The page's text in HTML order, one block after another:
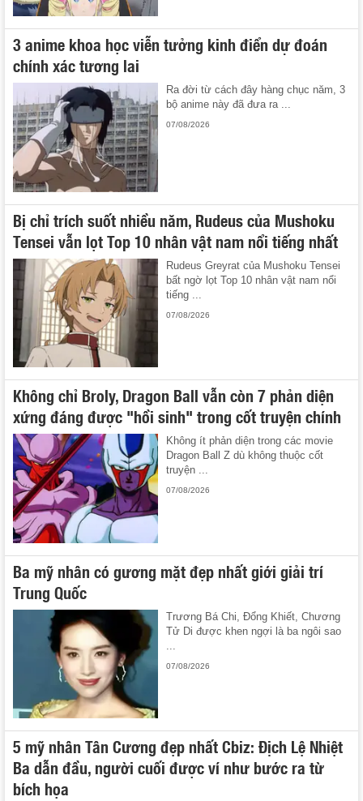
3 anime khoa học viễn tưởng kinh điển dự đoán
chính xác tương lai
Ra đời từ cách đây hàng chục năm, 3
bộ anime này đã đưa ra ...
07/08/2026
Bị chỉ trích suốt nhiều năm, Rudeus của Mushoku
Tensei vẫn lọt Top 10 nhân vật nam nổi tiếng nhất
Rudeus Greyrat của Mushoku Tensei
bất ngờ lọt Top 10 nhân vật nam nổi
tiếng ...
07/08/2026
Không chỉ Broly, Dragon Ball vẫn còn 7 phản diện
xứng đáng được "hồi sinh" trong cốt truyện chính
Không ít phản diện trong các movie
Dragon Ball Z dù không thuộc cốt
truyện ...
07/08/2026
Ba mỹ nhân có gương mặt đẹp nhất giới giải trí
Trung Quốc
Trương Bá Chi, Đổng Khiết, Chương
Tử Di được khen ngợi là ba ngôi sao
07/08/2026
5 mỹ nhân Tân Cương đẹp nhất Cbiz: Địch Lệ Nhiệt
Ba dẫn đầu, người cuối được ví như bước ra từ
bích họa